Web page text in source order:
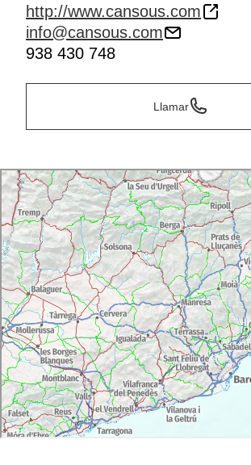
http://www.cansous.com
info@cansous.com
938 430 748
Llamar